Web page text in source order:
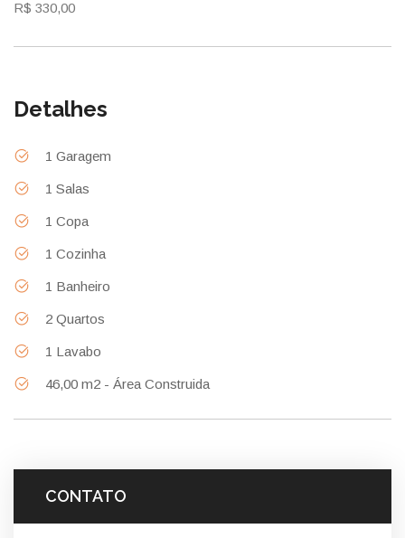
R$ 330,00
Detalhes
1 Garagem
1 Salas
1 Copa
1 Cozinha
1 Banheiro
2 Quartos
1 Lavabo
46,00 m2 - Área Construida
CONTATO